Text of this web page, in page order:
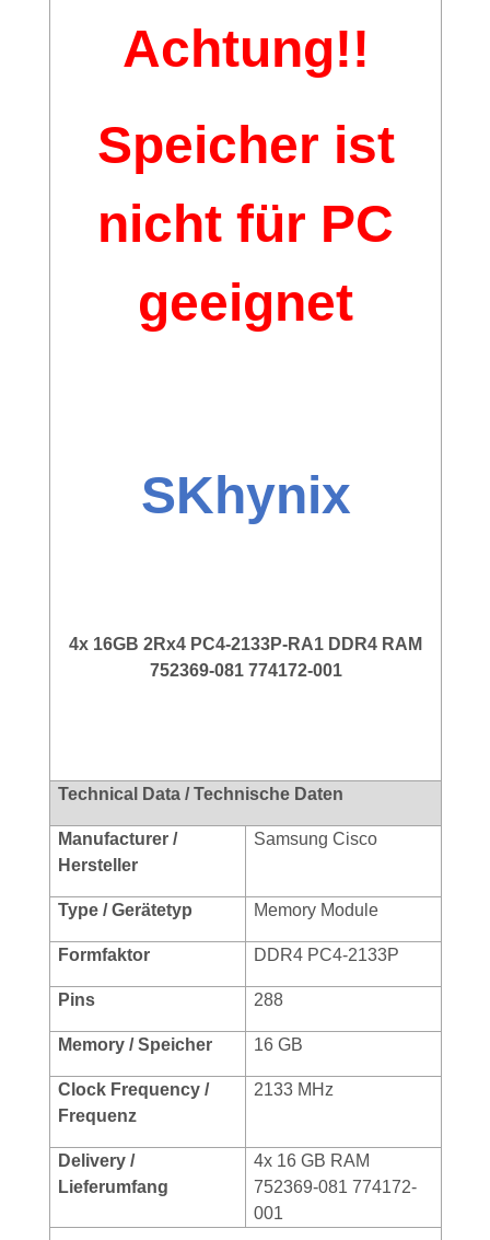
Achtung!!
Speicher ist
nicht für PC
geeignet
SKhynix
4x 16GB 2Rx4 PC4-2133P-RA1 DDR4 RAM
752369-081 774172-001
Technical Data / Technische Daten
Manufacturer /
Hersteller
Samsung Cisco
Type / Gerätetyp Memory Module
Formfaktor DDR4 PC4-2133P
Pins 288
Memory / Speicher 16 GB
Clock Frequency /
Frequenz
2133 MHz
Delivery /
Lieferumfang
4x 16 GB RAM
752369-081 774172-
001